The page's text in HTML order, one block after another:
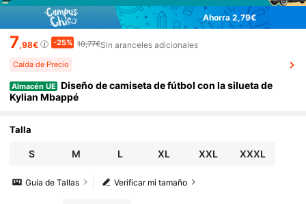
Ahorra 2,79€
7,98€ -25% 10,77€Sin aranceles adicionales
Caída de Precio
Almacén UE Diseño de camiseta de fútbol con la silueta de
Kylian Mbappé
Talla
S M L XL XXL XXXL
Verificar mi tamaño
Guía de Tallas